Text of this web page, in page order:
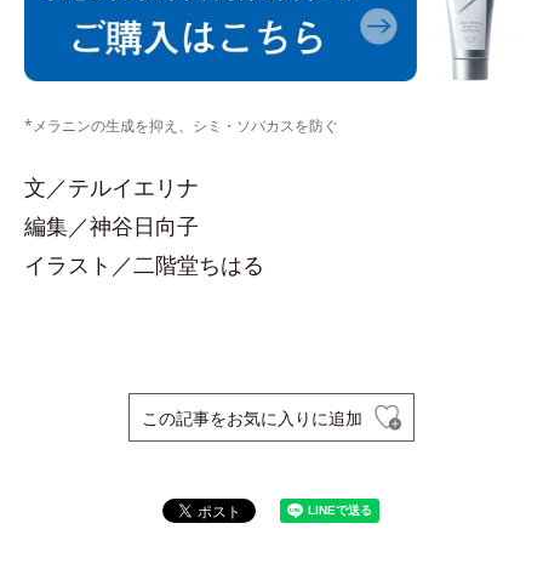
*メラニンの生成を抑え、シミ・ソバカスを防ぐ
文／テルイエリナ
編集／神谷日向子
イラスト／二階堂ちはる
この記事をお気に入りに追加